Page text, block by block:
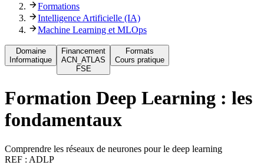
Formations
Intelligence Artificielle (IA)
Machine Learning et MLOps
Domaine
Informatique
Financement
ACN_ATLAS
FSE
Formats
Cours pratique
Formation Deep Learning : les
fondamentaux
Comprendre les réseaux de neurones pour le deep learning
REF : ADLP